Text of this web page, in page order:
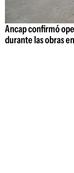
Ancap confirmó
durante las obras